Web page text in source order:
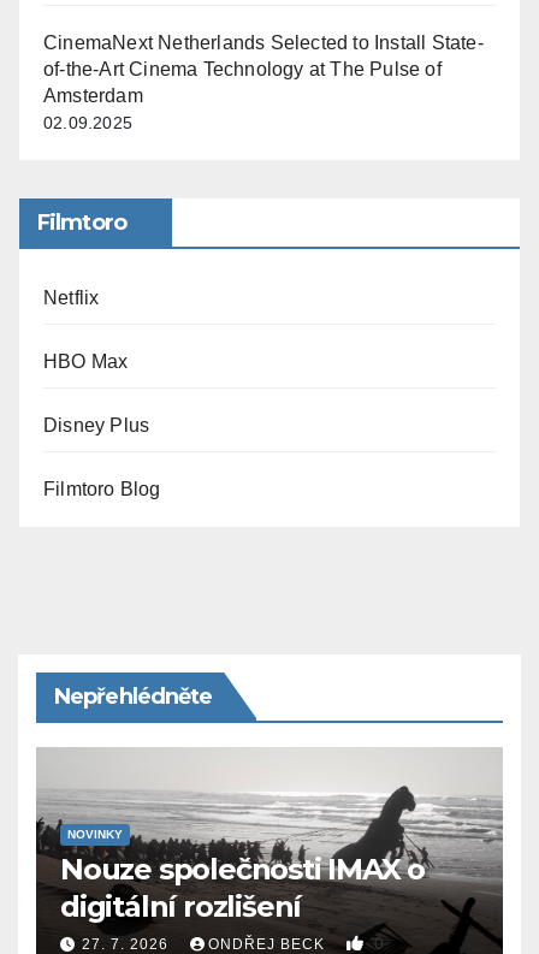
CinemaNext Netherlands Selected to Install State-
of-the-Art Cinema Technology at The Pulse of
Amsterdam
02.09.2025
Filmtoro
Netflix
HBO Max
Disney Plus
Filmtoro Blog
Nepřehlédněte
NOVINKY
Nouze společnosti IMAX o
digitální rozlišení
27. 7. 2026 ONDŘEJ BECK 0